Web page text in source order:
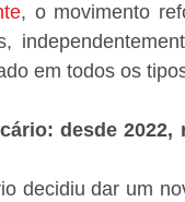
, o movimento
em todos os
desde
decidiu dar um